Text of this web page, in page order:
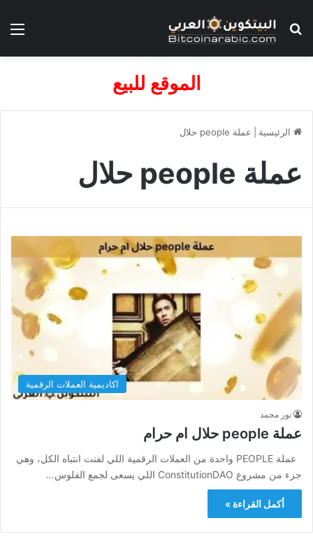
بحث عن
الموقع للبيع
الرئيسية عملة people حلال
عملة people حلال
اكاديمية العملات الرقمية
نور محمد
عملة people حلال ام حرام
عملة PEOPLE واحدة من العملات الرقمية اللي لفتت انتباه الكل، وهي
جزء من مشروع ConstitutionDAO اللي يسعى لجمع الفلوس…
أكمل القراءة »